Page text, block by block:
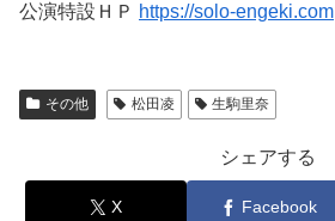
公演特設ＨＰ https://solo-engeki.com
その他 松田凌 生駒里奈
シェアする
X Facebook